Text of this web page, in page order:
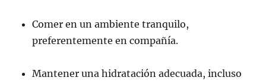
Comer en un ambiente tranquilo,
preferentemente en compañía.
Mantener una hidratación adecuada, incluso